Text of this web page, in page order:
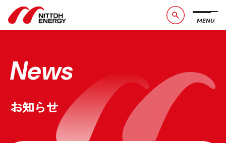
MENU
ブランドメッセージ
事業紹介
お問い合わせ
サービスサイト
News
お知らせ